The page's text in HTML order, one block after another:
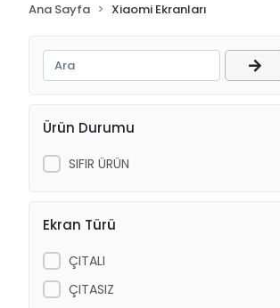
Ana Sayfa Xiaomi Ekranları
Ürün Durumu
SIFIR ÜRÜN
Ekran Türü
ÇITALI
ÇITASIZ